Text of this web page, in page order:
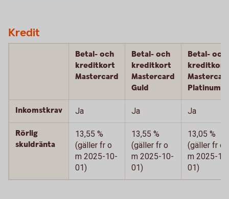
Kredit
Betal- och
kreditkort
Mastercard
Betal- och
kreditkort
Mastercard
Guld
Betal- och
kreditkort
Platinum
Inkomstkrav Ja Ja Ja
Rörlig
skuldränta
13,55 %
(gäller fr o
m 2025-10-
01)
13,55 %
(gäller fr o
m 2025-10-
01)
13,05 %
(gäller fr o
m 2025-
01)